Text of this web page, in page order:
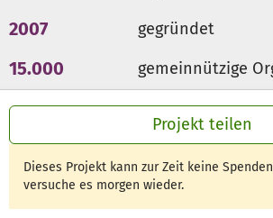
Projekt teilen
Dieses Projekt kann zur Zeit keine
versuche es morgen wieder.
2007 gegründet
15.000 gemeinnützige
300 Mio € für den guten